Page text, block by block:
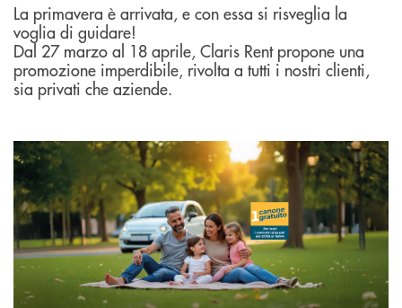
La primavera è arrivata, e con essa si risveglia la
voglia di guidare!
Dal 27 marzo al 18 aprile, Claris Rent propone una
promozione imperdibile, rivolta a tutti i nostri clienti,
sia privati che aziende.